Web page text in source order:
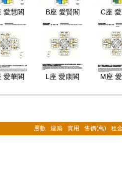
愛慧閣 B座 愛賢閣 C座
愛華閣 L座 愛康閣 M座
層數 建築 實用 售價(萬) 租